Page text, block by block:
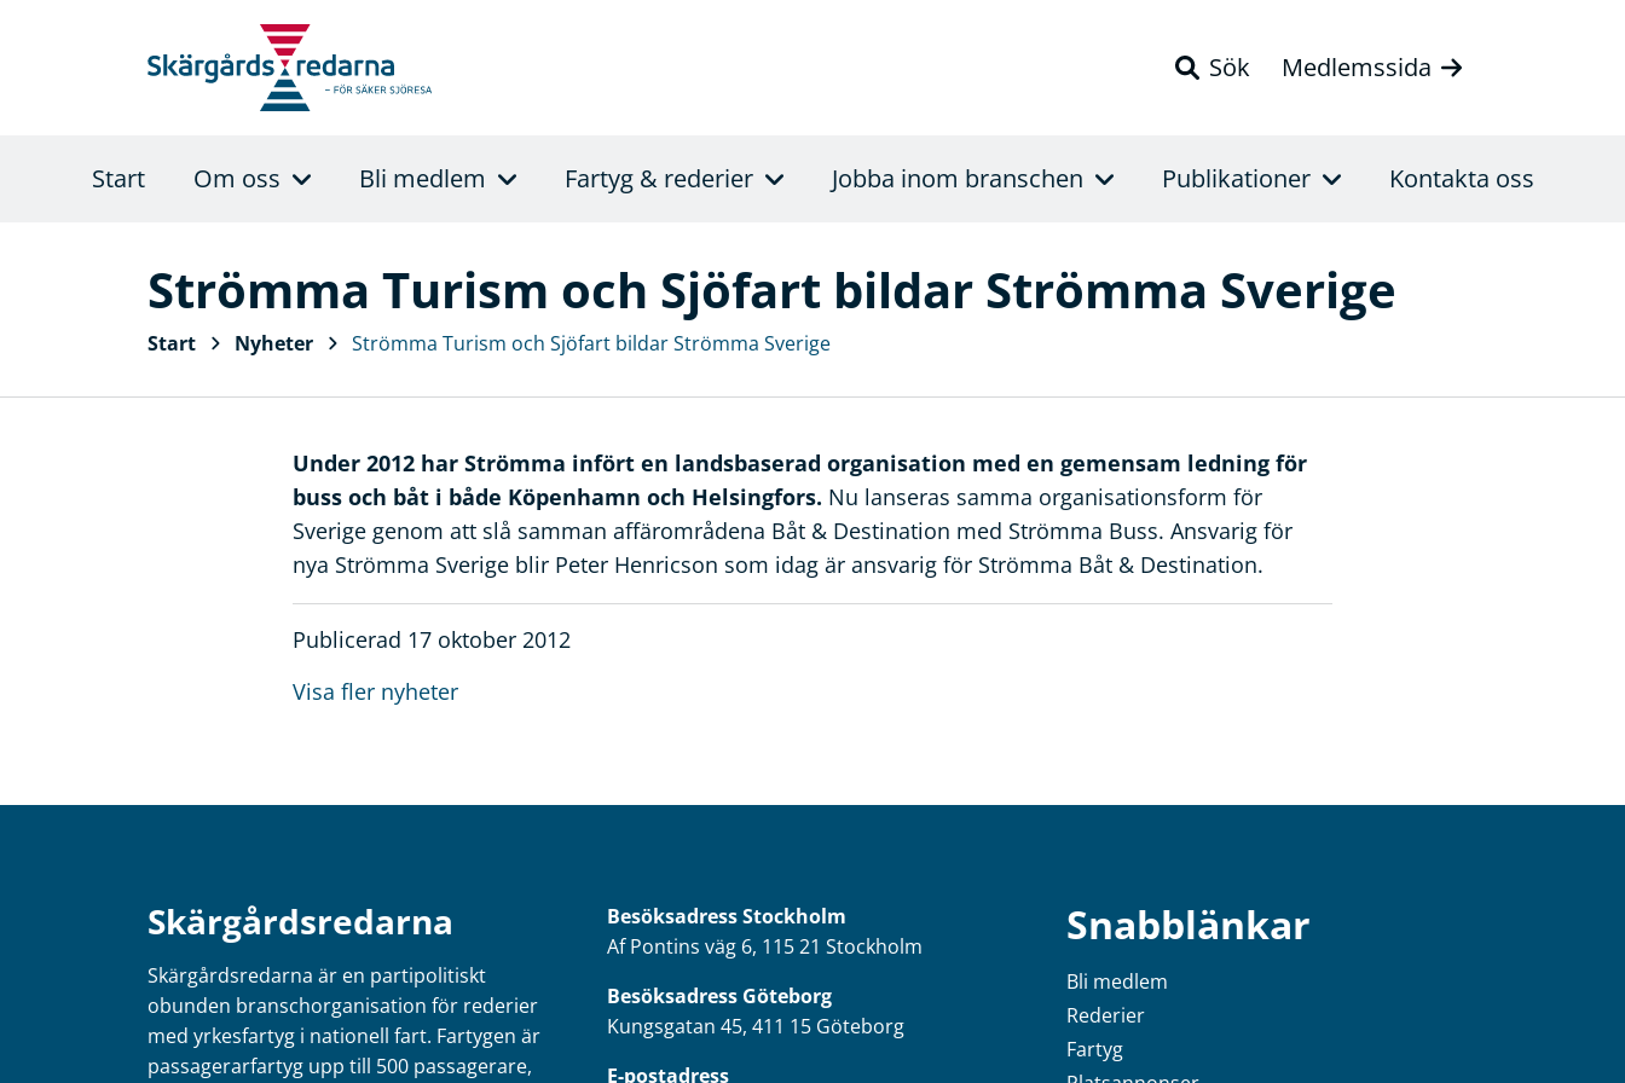
Sök Medlemssida
Start Om oss Bli medlem Fartyg & rederier Jobba inom branschen Publikationer Kontakta oss
Strömma Turism och Sjöfart bildar Strömma Sverige
Start Nyheter Strömma Turism och Sjöfart bildar Strömma Sverige
Under 2012 har Strömma infört en landsbaserad organisation med en gemensam ledning för
buss och båt i både Köpenhamn och Helsingfors. Nu lanseras samma organisationsform för
Sverige genom att slå samman affärområdena Båt & Destination med Strömma Buss. Ansvarig för
nya Strömma Sverige blir Peter Henricson som idag är ansvarig för Strömma Båt & Destination.
Publicerad 17 oktober 2012
Visa fler nyheter
Skärgårdsredarna
Skärgårdsredarna är en partipolitiskt
obunden branschorganisation för rederier
med yrkesfartyg i nationell fart. Fartygen är
passagerarfartyg upp till 500 passagerare,
BesöksadressStockholm
Af Pontins väg 6, 115 21 Stockholm
Besöksadress Göteborg
Kungsgatan 45, 411 15 Göteborg
E-postadress
Snabblänkar
Bli medlem
Rederier
Fartyg